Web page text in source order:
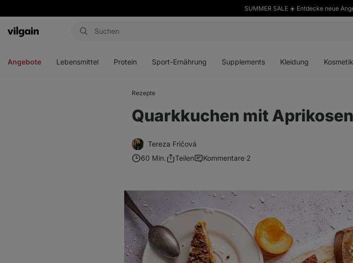
SUMMER SALE ☀️ Entdecke neue
Aktin
Angebote Lebensmittel Protein Sport-Ernährung Supplements Kleidung Kosmetik
Rezepte
Quarkkuchen mit
Tereza Fričová
60 Min.
Teilen Kommentare 2